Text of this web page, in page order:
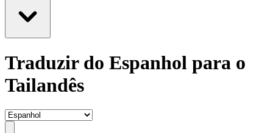
Traduzir do Espanhol para o
Tailandês